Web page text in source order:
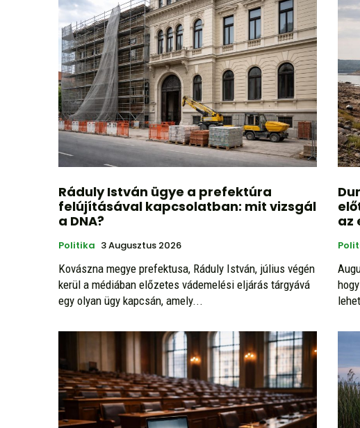
Ráduly István ügye a prefektúra
felújításával kapcsolatban: mit vizsgál
a DNA?
Politika 3 Augusztus 2026
Kovászna megye prefektusa, Ráduly István, július végén
kerül a médiában előzetes vádemelési eljárás tárgyává
egy olyan ügy kapcsán, amely...
az